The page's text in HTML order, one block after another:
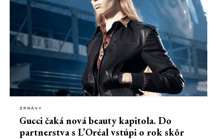
ZPRÁVY
Gucci čaká nová beauty kapitola. Do
partnerstva s L’Oréal vstúpi o rok skôr